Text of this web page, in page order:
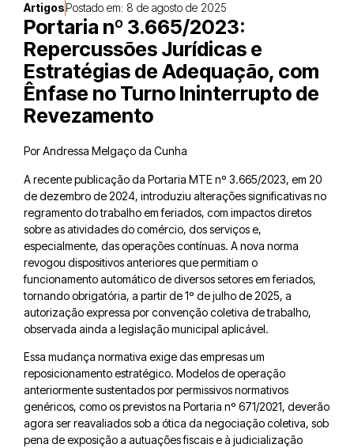
ArtigosPostado em: 8 de agosto de 2025
Portaria nº 3.665/2023:
Repercussões Jurídicas e
Estratégias de Adequação, com
Ênfase no Turno Ininterrupto de
Revezamento
Por Andressa Melgaço da Cunha
A recente publicação da Portaria MTE nº 3.665/2023, em 20
de dezembro de 2024, introduziu alterações significativas no
regramento do trabalho em feriados, com impactos diretos
sobre as atividades do comércio, dos serviços e,
especialmente, das operações contínuas. A nova norma
revogou dispositivos anteriores que permitiam o
funcionamento automático de diversos setores em feriados,
tornando obrigatória, a partir de 1º de julho de 2025, a
autorização expressa por convenção coletiva de trabalho,
observada ainda a legislação municipal aplicável.
Essa mudança normativa exige das empresas um
reposicionamento estratégico. Modelos de operação
anteriormente sustentados por permissivos normativos
genéricos, como os previstos na Portaria nº 671/2021, deverão
agora ser reavaliados sob a ótica da negociação coletiva, sob
pena de exposição a autuações fiscais e à judicialização